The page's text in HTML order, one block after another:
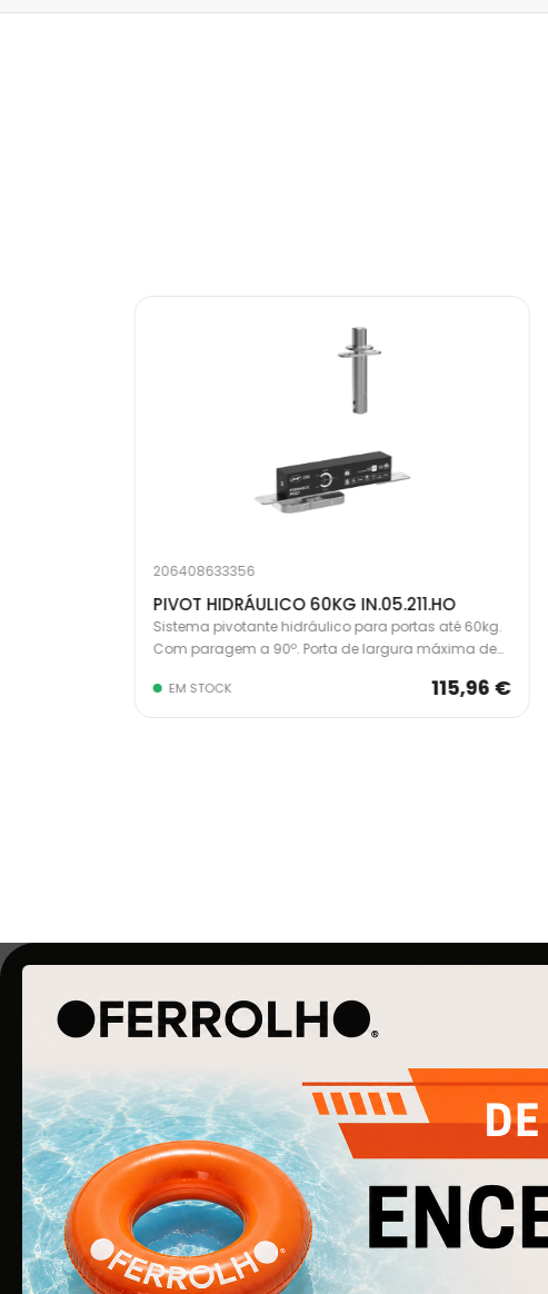
206408633356
PIVOT HIDRÁULICO 60KG IN.05.211.HO
Sistema pivotante hidráulico para portas até 60kg.
Com paragem a 90º. Porta de largura máxima de
EM STOCK 115,96 €
O Ferrolho iniciou a sua atividade em 1990. O que
começou por ser uma simples empresa de
ferragens para construção civil, é agora uma
empresa de referência na área de Ferragens
para Mobiliário e Arquitetura.